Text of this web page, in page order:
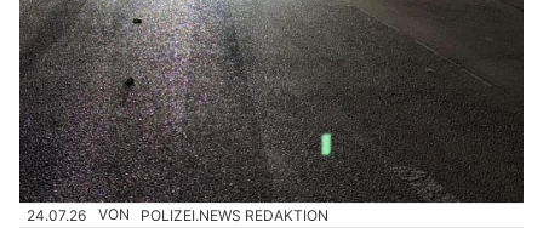
24.07.26 VON POLIZEI.NEWS REDAKTION